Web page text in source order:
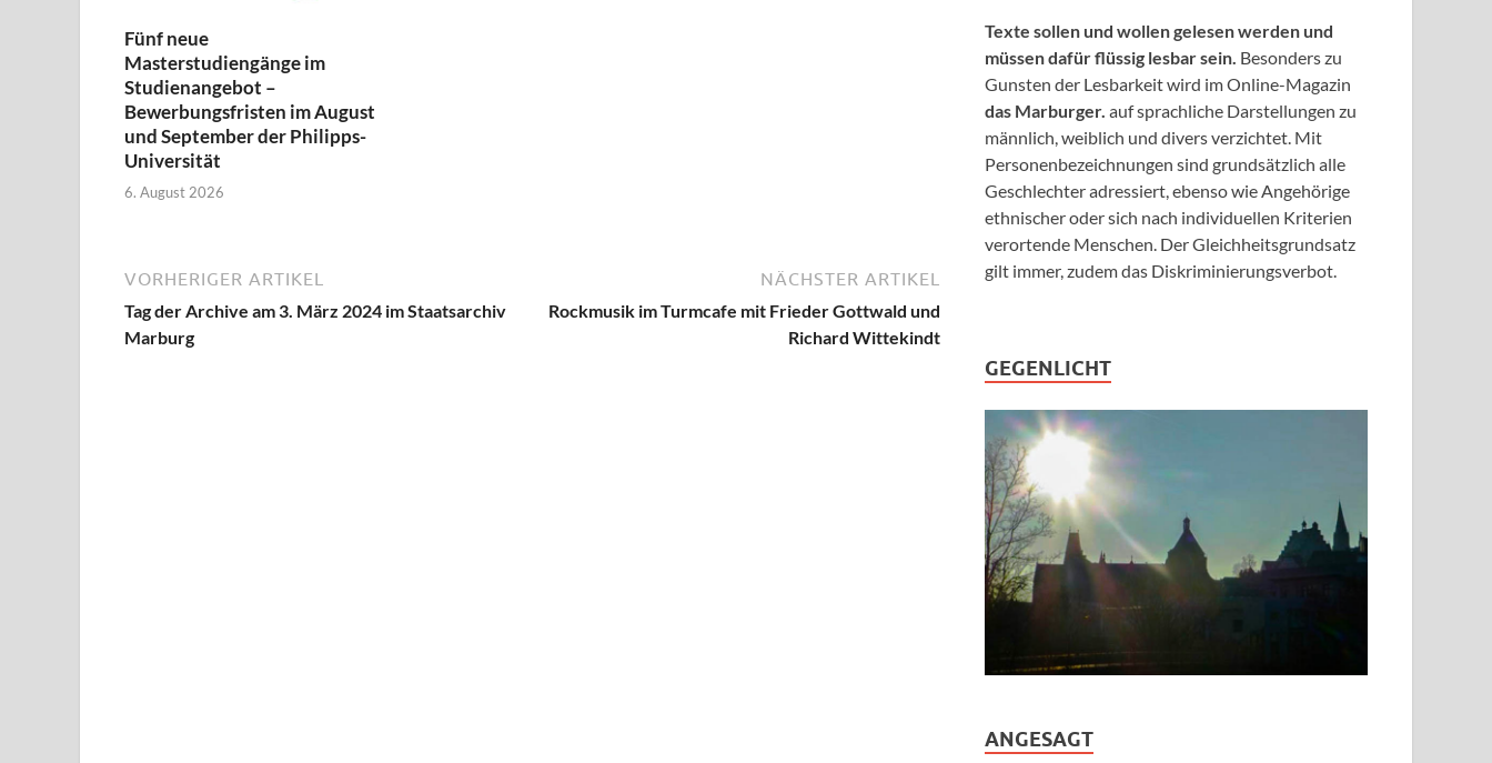
Fünf neue
Masterstudiengänge im
Studienangebot –
Bewerbungsfristen im August
und September der Philipps-
Universität
6. August 2026
VORHERIGER ARTIKEL
Tag der Archive am 3. März 2024 im Staatsarchiv
Marburg
NÄCHSTER ARTIKEL
Rockmusik im Turmcafe mit Frieder Gottwald und
Richard Wittekindt
Texte sollen und wollen gelesen werden und
müssen dafür flüssig lesbar sein. Besonders zu
Gunsten der Lesbarkeit wird im Online-Magazin
das Marburger. auf sprachliche Darstellungen zu
männlich, weiblich und divers verzichtet. Mit
Personenbezeichnungen sind grundsätzlich alle
Geschlechter adressiert, ebenso wie Angehörige
ethnischer oder sich nach individuellen Kriterien
verortende Menschen. Der Gleichheitsgrundsatz
gilt immer, zudem das Diskriminierungsverbot.
GEGENLICHT
ANGESAGT